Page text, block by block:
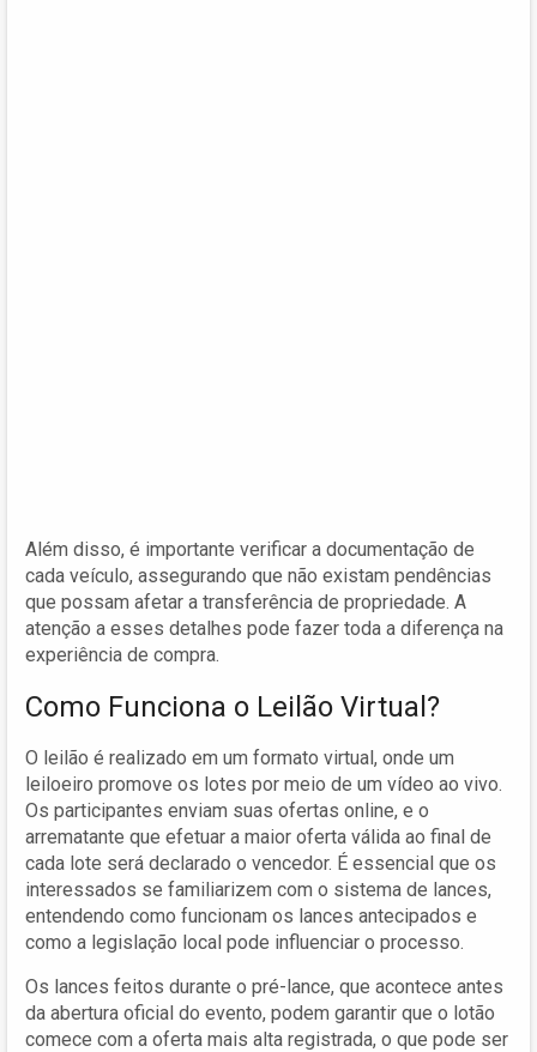
Além disso, é importante verificar a documentação de
cada veículo, assegurando que não existam pendências
que possam afetar a transferência de propriedade. A
atenção a esses detalhes pode fazer toda a diferença na
experiência de compra.
Como Funciona o Leilão Virtual?
O leilão é realizado em um formato virtual, onde um
leiloeiro promove os lotes por meio de um vídeo ao vivo.
Os participantes enviam suas ofertas online, e o
arrematante que efetuar a maior oferta válida ao final de
cada lote será declarado o vencedor. É essencial que os
interessados se familiarizem com o sistema de lances,
entendendo como funcionam os lances antecipados e
como a legislação local pode influenciar o processo.
Os lances feitos durante o pré-lance, que acontece antes
da abertura oficial do evento, podem garantir que o lotão
comece com a oferta mais alta registrada, o que pode ser